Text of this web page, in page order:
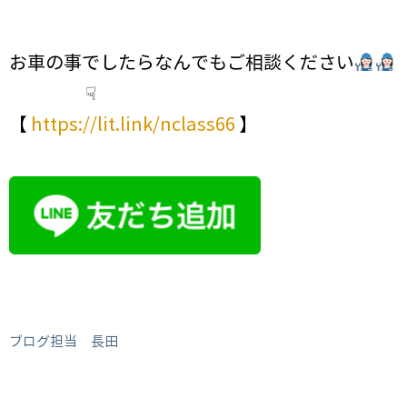
お車の事でしたらなんでもご相談ください
☟
【 https://lit.link/nclass66 】
ブログ担当 長田